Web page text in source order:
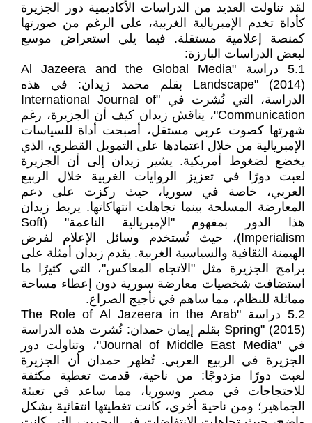
لقد تناولت العديد من الدراسات الأكاديمية دور الجزيرة
كأداة تخدم الإمبريالية الغربية، على الرغم من صورتها
كمنصة إعلامية مستقلة. فيما يلي استعراض موسع
لبعض الدراسات البارزة:
5.1 دراسة "Al Jazeera and the Global Media
Landscape" (2014) بقلم محمد زيدان: في هذه
الدراسة، التي نُشرت في "International Journal of
Communication"، يناقش زيدان كيف أن الجزيرة، رغم
شهرتها كصوت عربي مستقل، أصبحت أداة للسياسات
الإمبريالية من خلال اعتمادها على التمويل القطري، الذي
يخضع لضغوط أمريكية. يشير زيدان إلى أن الجزيرة
لعبت دورًا في تعزيز الروايات الغربية خلال الربيع
العربي، خاصة في سوريا، حيث ركزت على دعم
المعارضة المسلحة بينما تجاهلت انتهاكاتها. يربط زيدان
هذا الدور بمفهوم "الإمبريالية الناعمة" (Soft
Imperialism)، حيث تُستخدم وسائل الإعلام لفرض
الهيمنة الثقافية والسياسية الغربية. يقدم زيدان أمثلة على
برامج الجزيرة مثل "الاتجاه المعاكس"، التي كثيرًا ما
استضافت شخصيات معارضة سورية دون إعطاء مساحة
مماثلة للنظام، مما ساهم في تأجيج الصراع.
5.2 دراسة "The Role of Al Jazeera in the Arab
Spring" (2015) بقلم إيمان حمدان: نُشرت هذه الدراسة
في "Journal of Middle East Media"، وتناولت دور
الجزيرة في الربيع العربي. تُظهر حمدان أن الجزيرة
لعبت دورًا مزدوجًا: من ناحية، قدمت تغطية مكثفة
للاحتجاجات في مصر وسوريا، مما ساعد في تعبئة
الجماهير؛ ومن ناحية أخرى، كانت تغطيتها انتقائية بشكل